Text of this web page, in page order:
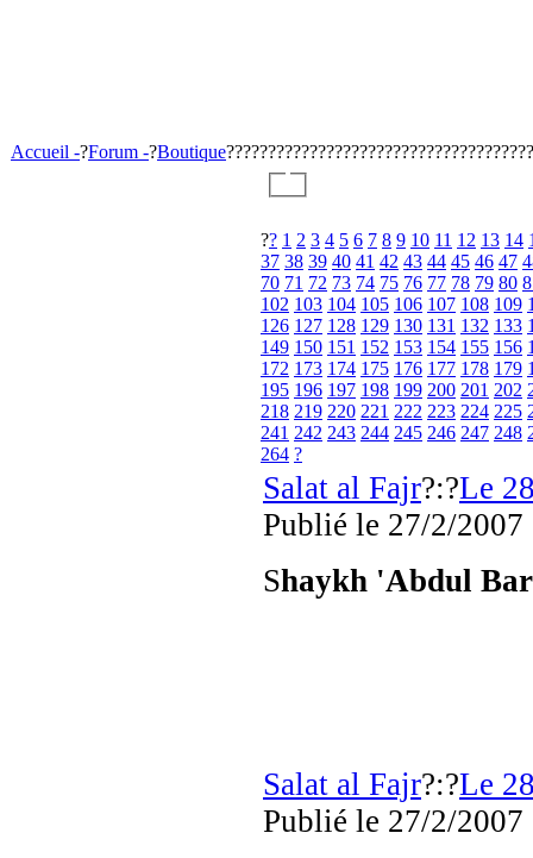
Accueil -?Forum -?Boutique
?? 1 2 3 4 5 6 7 8 9 10 11 12 13 14
37 38 39 40 41 42 43 44 45 46 47
70 71 72 73 74 75 76 77 78 79 80
102 103 104 105 106 107 108 109
126 127 128 129 130 131 132 133
149 150 151 152 153 154 155 156
172 173 174 175 176 177 178 179
195 196 197 198 199 200 201 202
218 219 220 221 222 223 224 225
241 242 243 244 245 246 247 248
264 ?
Salat al Fajr?:?Le
Publié le 27/2/2007
Shaykh 'Abdul
Salat al Fajr?:?Le
Publié le 27/2/2007